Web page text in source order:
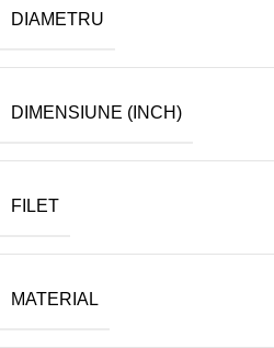
DIAMETRU
DIMENSIUNE (INCH)
FILET
MATERIAL